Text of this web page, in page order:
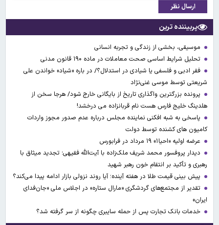
ارسال نظر
پربیننده ترین
موسیقی، بخشی از زندگی و تجربه انسانی
تحلیل شرایط اساسی صحت معاملات در ماده ۱۹۰ قانون مدنی
فقر ادبی و فلسفی یا شیادی در استدلال؟/ در باره «شیاد» خواندن علی
شریعتی توسط موسی غنی‌نژاد
پرونده بزرگترین واگذاری تاریخ از بایگانی خارج شود/ هرجا سخن از
هلدینگ خلیج فارس هست نام قربانزاده می درخشد!
پاسخی به شبه افکنی نماینده مجلس درباره عدم صدور مجوز واردات
کامیون های کشنده توسط دولت
عرضه اولیه «احیا۱» ۱۹ مرداد در فرابورس
دیدار پروفسور محمد شریف ملک‌زاده با آیت‌الله فقیهی؛ تجدید میثاق با
رهبری و تأکید بر انتقام خون رهبر شهید
پیش بینی قیمت طلا در هفته آینده؛ آیا روند نزولی بازار ادامه پیدا می‌کند؟
تقدیر از مجتمع‌های گردشگری «مارال ستاره» در اجلاس ملی «جان‌فدای
ایران»
خدمات بانک تجارت پس از حمله سایبری چگونه از سر گرفته شد؟